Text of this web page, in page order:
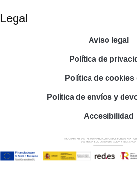
Legal
Aviso legal
Política de
Política de cookies
Política de envíos y
Accesibilidad